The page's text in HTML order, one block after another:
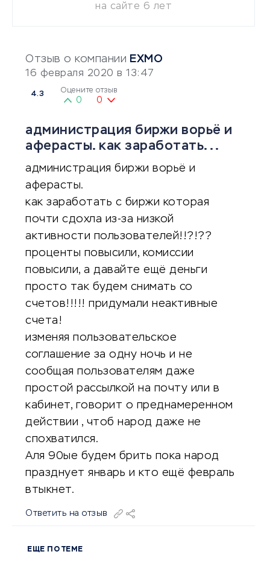
Отзыв о компании EXMO
16 февраля 2020 в 13:47
4.3 Оцените отзыв
0 0
администрация биржи ворьё и
аферасты. как заработать...
администрация биржи ворьё и
аферасты.
как заработать с биржи которая
почти сдохла из-за низкой
активности пользователей!!?!??
проценты повысили, комиссии
повысили, а давайте ещё деньги
просто так будем снимать со
счетов!!!!! придумали неактивные
счета!
изменяя пользовательское
соглашение за одну ночь и не
сообщая пользователям даже
простой рассылкой на почту или в
кабинет, говорит о преднамеренном
действии , чтоб народ даже не
спохватился.
Аля 90ые будем брить пока народ
празднует январь и кто ещё февраль
втыкнет.
Ответить на отзыв
ЕЩЕ ПО ТЕМЕ
на сайте 6 лет